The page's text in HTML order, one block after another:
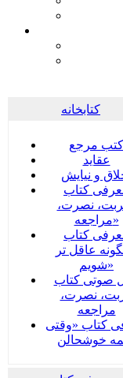
كتابخانه
کتب مرجع
عقاید
و نیایش
کتاب
نصرت،
مراجعه»
کتاب
عاقل تر
شویم»
صوتی کتاب
نصرت،
مراجعه
کتاب «وقتی